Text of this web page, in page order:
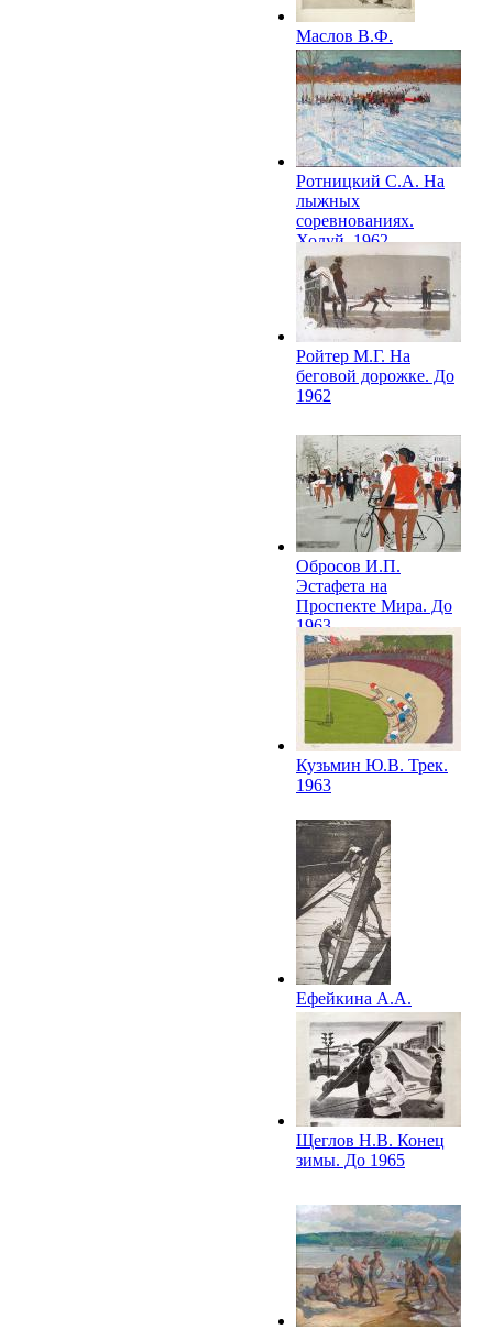
Маслов В.Ф.
Лыжники. XX в.
Ротницкий С.А. На
лыжных
соревнованиях.
Холуй. 1962
Ройтер М.Г. На
беговой дорожке. До
1962
Обросов И.П.
Эстафета на
Проспекте Мира. До
1963
Кузьмин Ю.В. Трек.
1963
Ефейкина А.А.
После заплыва. Из
серии «Скифы». 1963
Щеглов Н.В. Конец
зимы. До 1965